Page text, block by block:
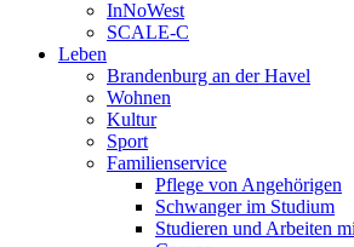
InNoWest
SCALE-C
Leben
Brandenburg an der Havel
Wohnen
Kultur
Sport
Familienservice
Pflege von Angehörigen
Schwanger im Studium
Studieren und Arbeiten